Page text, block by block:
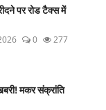
पर रोड टैक्स में
0 277
मकर संक्रांति